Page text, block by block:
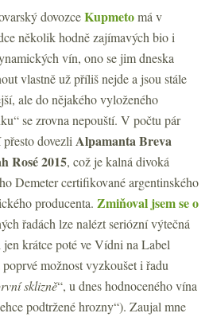
dovozceKupmetomá v
několik hodně zajímavých bio i
vín, ono se jim dneska
vlastně už příliš nejde a jsou stále
ale do nějakého vyloženého
se zrovna nepouští. V počtu pár
dovezli Alpamanta Breva
Rosé 2015, což je kalná divoká
Demeter certifikované argentinského
producenta. Zmiňoval jsem se o
řadách lze nalézt seriózní výtečná
krátce poté ve Vídni na Label
možnost vyzkoušet i řadu
sklizně“, u dnes hodnoceného vína
podtržené hrozny“). Zaujal mne